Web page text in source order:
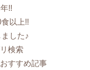
!!
以上!!
した♪
検索
すすめ記事